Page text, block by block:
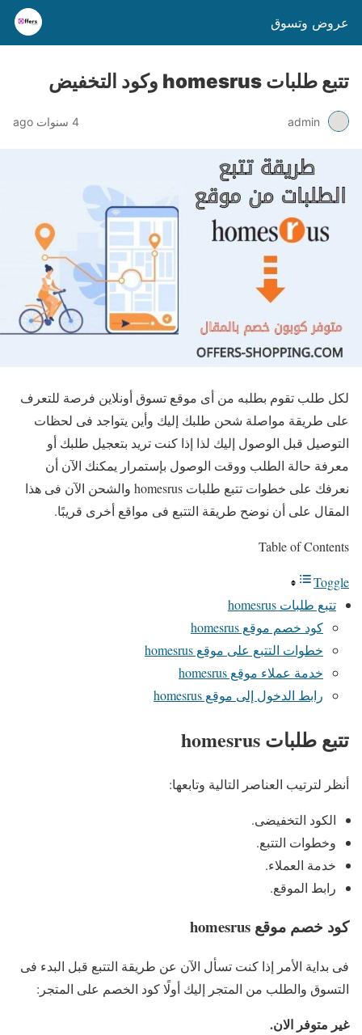
عروض وتسوق
تتبع طلبات homesrus وكود التخفيض
admin 4 سنوات ago
لكل طلب تقوم بطلبه من أى موقع تسوق أونلاين فرصة للتعرف
على طريقة مواصلة شحن طلبك إليك وأين يتواجد فى لحظات
التوصيل قبل الوصول إليك لذا إذا كنت تريد بتعجيل طلبك أو
معرفة حالة الطلب ووقت الوصول بإستمرار يمكنك الآن أن
نعرفك على خطوات تتبع طلبات homesrus والشحن الآن فى هذا
المقال على أن نوضح طريقة التتبع فى مواقع أخرى قريبًا.
Table of Contents
Toggle
تتبع طلبات homesrus
كود خصم موقع homesrus
خطوات التتبع على موقع homesrus
خدمة عملاء موقع homesrus
رابط الدخول إلى موقع homesrus
تتبع طلبات homesrus
أنظر لترتيب العناصر التالية وتابعها:
الكود التخفيضى.
وخطوات التتبع.
خدمة العملاء.
رابط الموقع.
كود خصم موقع homesrus
فى بداية الأمر إذا كنت تسأل الآن عن طريقة التتبع قبل البدء فى
التسوق والطلب من المتجر إليك أولًا كود الخصم على المتجر:
غير متوفر الان.